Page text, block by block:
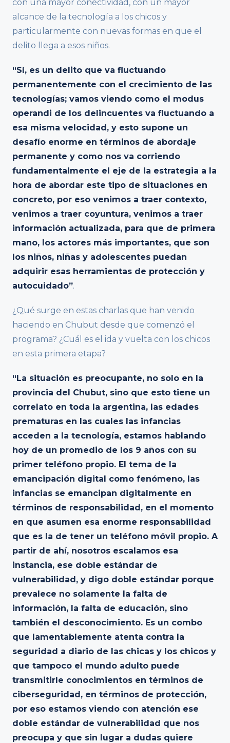
con una mayor conectividad, con un mayor
alcance de la tecnología a los chicos y
particularmente con nuevas formas en que el
delito llega a esos niños.
“Sí, es un delito que va fluctuando
permanentemente con el crecimiento de las
tecnologías; vamos viendo como el modus
operandi de los delincuentes va fluctuando a
esa misma velocidad, y esto supone un
desafío enorme en términos de abordaje
permanente y como nos va corriendo
fundamentalmente el eje de la estrategia a la
hora de abordar este tipo de situaciones en
concreto, por eso venimos a traer contexto,
venimos a traer coyuntura, venimos a traer
información actualizada, para que de primera
mano, los actores más importantes, que son
los niños, niñas y adolescentes puedan
adquirir esas herramientas de protección y
autocuidado”.
¿Qué surge en estas charlas que han venido
haciendo en Chubut desde que comenzó el
programa? ¿Cuál es el ida y vuelta con los chicos
en esta primera etapa?
“La situación es preocupante, no solo en la
provincia del Chubut, sino que esto tiene un
correlato en toda la argentina, las edades
prematuras en las cuales las infancias
acceden a la tecnología, estamos hablando
hoy de un promedio de los 9 años con su
primer teléfono propio. El tema de la
emancipación digital como fenómeno, las
infancias se emancipan digitalmente en
términos de responsabilidad, en el momento
en que asumen esa enorme responsabilidad
que es la de tener un teléfono móvil propio. A
partir de ahí, nosotros escalamos esa
instancia, ese doble estándar de
vulnerabilidad, y digo doble estándar porque
prevalece no solamente la falta de
información, la falta de educación, sino
también el desconocimiento. Es un combo
que lamentablemente atenta contra la
seguridad a diario de las chicas y los chicos y
que tampoco el mundo adulto puede
transmitirle conocimientos en términos de
ciberseguridad, en términos de protección,
por eso estamos viendo con atención ese
doble estándar de vulnerabilidad que nos
preocupa y que sin lugar a dudas quiere